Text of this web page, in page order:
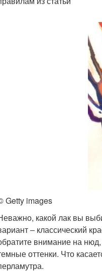
Getty images
какой лак вы
‒ классический
внимание на
оттенки. Что